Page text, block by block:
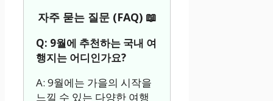
자주 묻는 질문 (FAQ) 📖
Q: 9월에 추천하는 국내 여
행지는 어디인가요?
A: 9월에는 가을의 시작을
느낄 수 있는 다양한 여행